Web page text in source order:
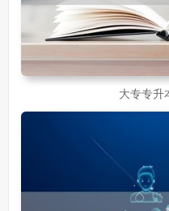
大专专升